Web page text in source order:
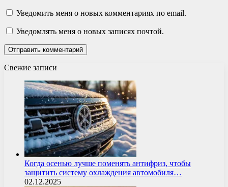
Уведомить меня о новых комментариях по email.
Уведомлять меня о новых записях почтой.
Свежие записи
Когда осенью лучше поменять антифриз, чтобы
защитить систему охлаждения автомобиля…
02.12.2025